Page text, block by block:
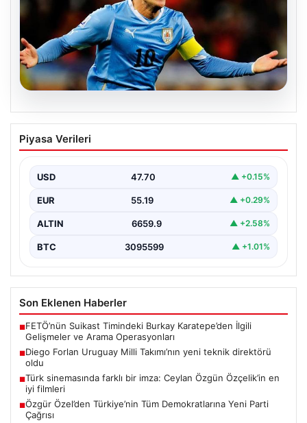
Diego Forlan Uruguay Milli Takımı’nın
yeni teknik direktörü oldu
Piyasa Verileri
USD 47.70 ▲ +0.15%
EUR 55.19 ▲ +0.29%
ALTIN 6659.9 ▲ +2.58%
BTC 3095599 ▲ +1.01%
Son Eklenen Haberler
■FETÖ’nün Suikast Timindeki Burkay Karatepe’den İlgili
Gelişmeler ve Arama Operasyonları
■Diego Forlan Uruguay Milli Takımı’nın yeni teknik direktörü
oldu
■Türk sinemasında farklı bir imza: Ceylan Özgün Özçelik’in en
iyi filmleri
■Özgür Özel’den Türkiye’nin Tüm Demokratlarına Yeni Parti
Çağrısı